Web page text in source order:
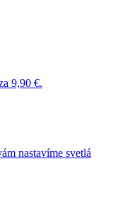
9,90 €.
nastavíme svetlá